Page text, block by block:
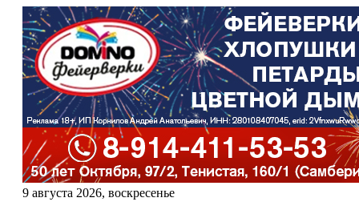
9 августа 2026, воскресенье